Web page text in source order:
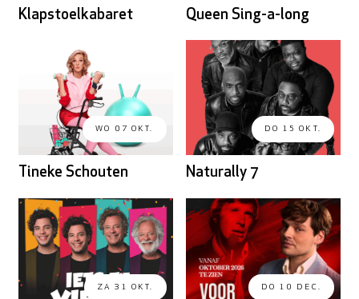
Klapstoelkabaret Queen Sing-a-long
WO 07 OKT.
Tineke Schouten
DO 15 OKT.
Naturally 7
ZA 31 OKT. DO 10 DEC.